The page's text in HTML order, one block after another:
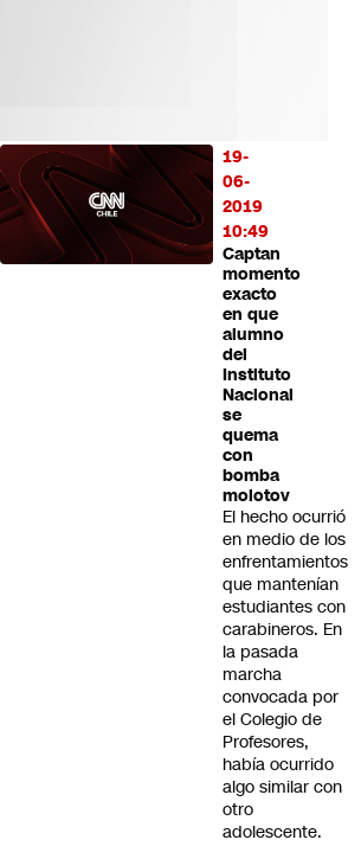
19-
06-
2019
10:49
Captan
momento
exacto
en que
alumno
del
Instituto
Nacional
se
quema
con
bomba
molotov
El hecho ocurrió
en medio de los
enfrentamientos
que mantenían
estudiantes con
carabineros. En
la pasada
marcha
convocada por
el Colegio de
Profesores,
había ocurrido
algo similar con
otro
adolescente.